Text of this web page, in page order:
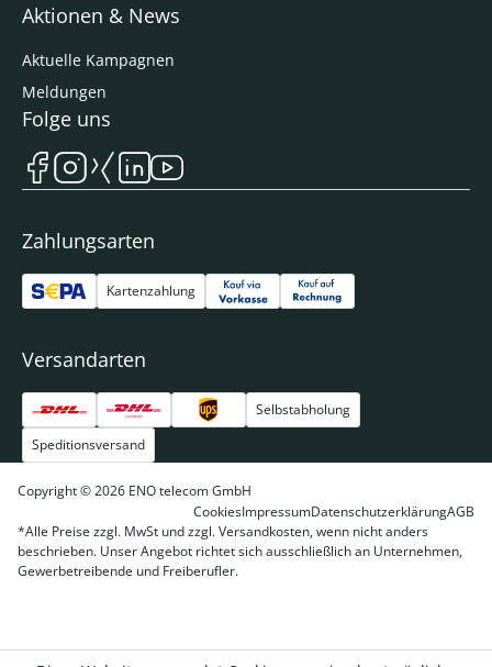
Aktionen & News
Aktuelle Kampagnen
Meldungen
Zahlungsarten
Kartenzahlung
Versandarten
Selbstabholung
Speditionsversand
Folge uns
Copyright © 2026 ENO telecom GmbH
CookiesImpressumDatenschutzerklärungAGB
*Alle Preise zzgl. MwSt und zzgl. Versandkosten, wenn nicht anders
beschrieben. Unser Angebot richtet sich ausschließlich an Unternehmen,
Gewerbetreibende und Freiberufler.